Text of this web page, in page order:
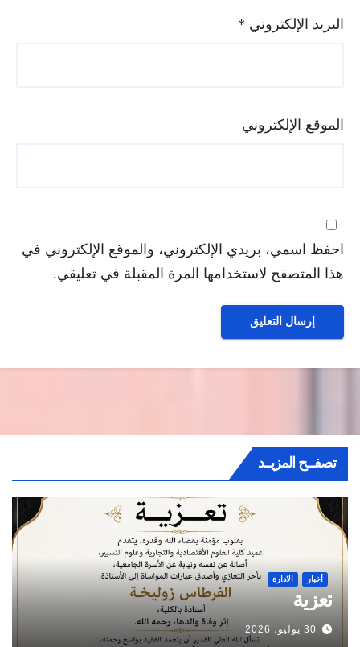
البريد الإلكتروني*
الموقع الإلكتروني
احفظ اسمي، بريدي الإلكتروني، والموقع الإلكتروني في
هذا المتصفح لاستخدامها المرة المقبلة في تعليقي.
تصفــح المزيــد
أخبار الادارة
تعزية
30 يوليو، 2026